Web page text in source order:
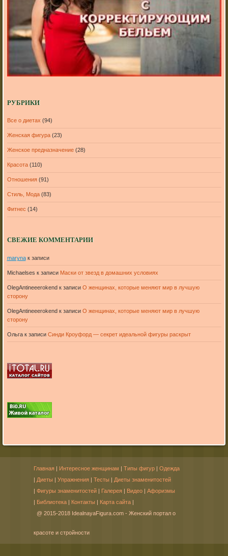
РУБРИКИ
Все о диетах (94)
Женская фигура(23)
Женское предназначение(28)
Красота(110)
Отношения(91)
Стиль, Мода(83)
Фитнес (14)
СВЕЖИЕ КОММЕНТАРИИ
marynaк записи
Michaelses к записи Маски от звезд в домашних условиях
OlegAntineeerokendк записи О женщинах, которые меняют мир в лучшую
сторону
OlegAntineeerokendк записи О женщинах, которые меняют мир в лучшую
сторону
Ольгак записи Синди Кроуфорд — секрет идеальной фигуры раскрыт
Главная Интересное женщинам Типы фигур
Одежда
Диеты Упражнения Тесты
Диеты знаменитостей
Фигуры знаменитостей Галерея Видео
Афоризмы
Библиотека Контакты Карта сайта
@ 2015-2018 IdealnayaFigura.com - Женский портал о
красоте и стройности